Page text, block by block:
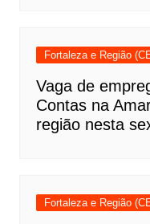
Fortaleza e Região
Vaga de
Contas na
região nesta
Fortaleza e Região